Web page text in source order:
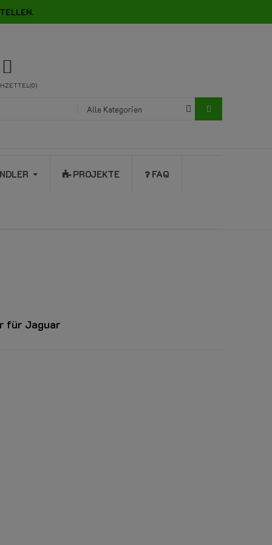
0
Alle Kategorien
PROJEKTE FAQ
für Jaguar